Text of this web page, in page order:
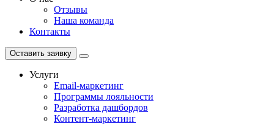
Отзывы
Наша команда
Контакты
Оставить заявку
Услуги
Email-маркетинг
Программы лояльности
Разработка дашбордов
Контент-маркетинг